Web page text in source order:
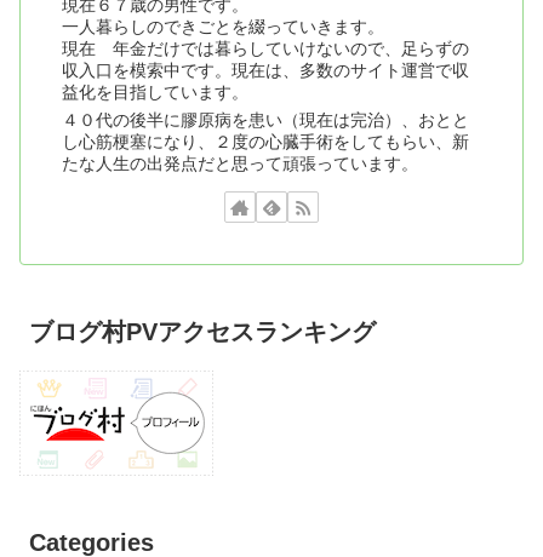
現在６７歳の男性です。
一人暮らしのできごとを綴っていきます。
現在 年金だけでは暮らしていけないので、足らずの
収入口を模索中です。現在は、多数のサイト運営で収
益化を目指しています。
４０代の後半に膠原病を患い（現在は完治）、おとと
し心筋梗塞になり、２度の心臓手術をしてもらい、新
たな人生の出発点だと思って頑張っています。
ブログ村PVアクセスランキング
Categories